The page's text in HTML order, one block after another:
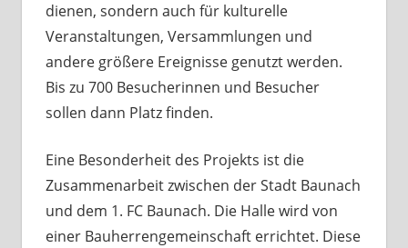
dienen, sondern auch für kulturelle
Veranstaltungen, Versammlungen und
andere größere Ereignisse genutzt werden.
Bis zu 700 Besucherinnen und Besucher
sollen dann Platz finden.
Eine Besonderheit des Projekts ist die
Zusammenarbeit zwischen der Stadt Baunach
und dem 1. FC Baunach. Die Halle wird von
einer Bauherrengemeinschaft errichtet. Diese